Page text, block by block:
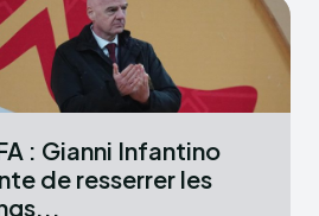
: Gianni Infantino
de resserrer les